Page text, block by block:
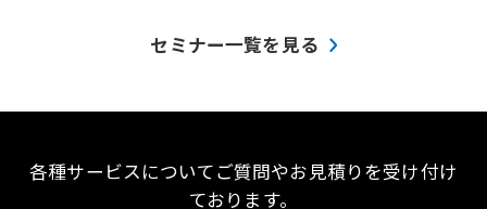
セミナー一覧を見る
各種サービスについてご質問やお見積りを受け付け
ております。